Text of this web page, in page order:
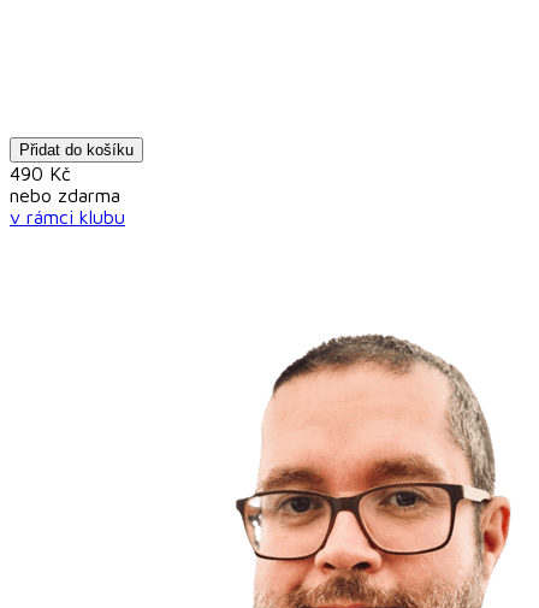
Přidat do košíku
490 Kč
nebo zdarma
v rámci klubu